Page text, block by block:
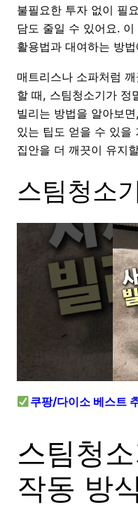
불필요한 투자 없이 필
담도 줄일 수 있어요.
활용법과 대여하는 방
매트리스나 소파처럼
할 때, 스팀청소기가 정
빌리는 방법을 알아보
있는 팁도 얻을 수 있을
집안을 더 깨끗이 유지
스팀청소
쿠팡/다이소 베스트
스팀청
작동 방식